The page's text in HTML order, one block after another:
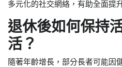
多元化的社交網絡，有助全面提
退休後如何保持
活？
隨著年齡增長，部分長者可能因